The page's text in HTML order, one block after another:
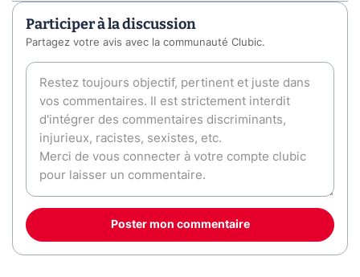
Participer à la discussion
Partagez votre avis avec la communauté Clubic.
Poster mon commentaire